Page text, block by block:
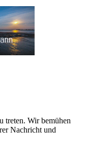
treten. Wir bemühen
Nachricht und